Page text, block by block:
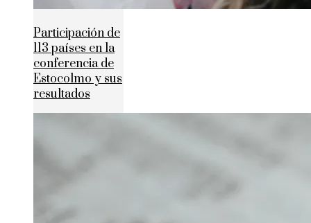
Participación de
113 países en la
conferencia de
Estocolmo y sus
resultados